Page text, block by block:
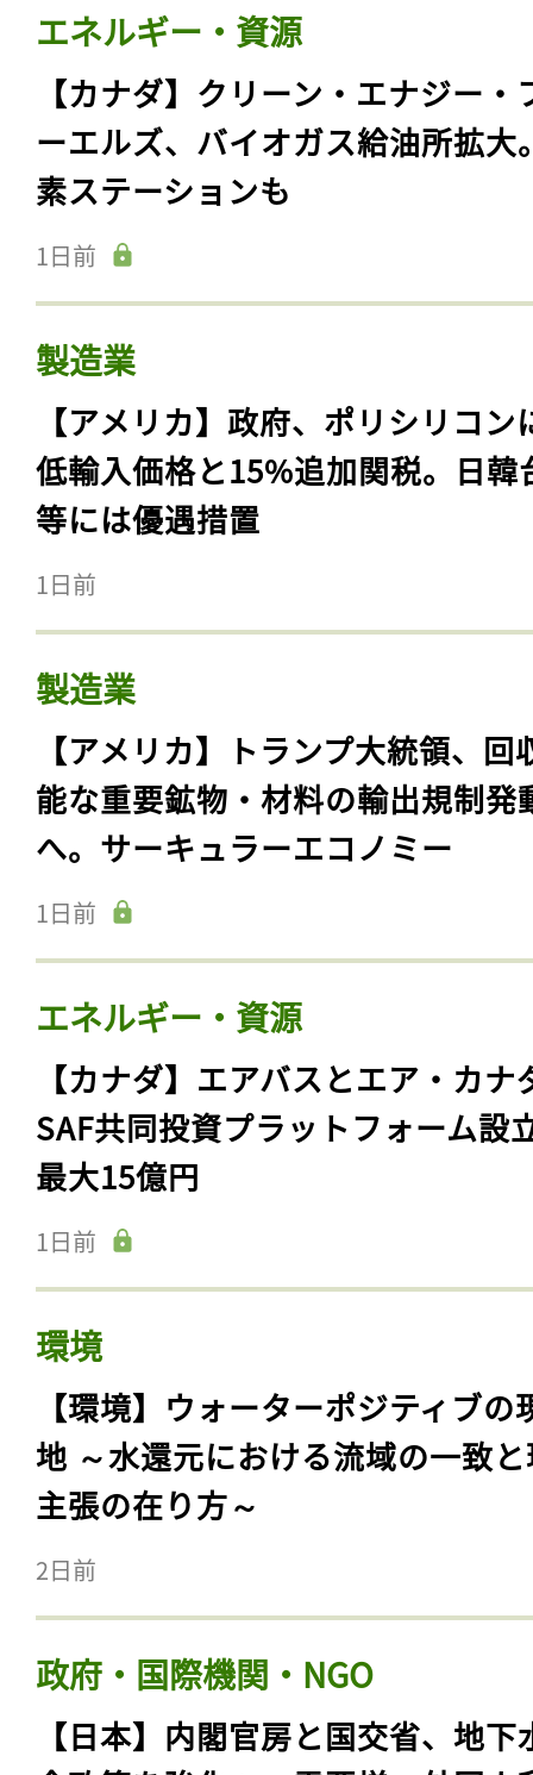
エネルギー・資源
【カナダ】クリーン・エナジー・
ーエルズ、バイオガス給油所拡大
素ステーションも
1日前
製造業
【アメリカ】政府、ポリシリコン
低輸入価格と15%追加関税。日韓
等には優遇措置
1日前
製造業
【アメリカ】トランプ大統領、回
能な重要鉱物・材料の輸出規制発
へ。サーキュラーエコノミー
1日前
エネルギー・資源
【カナダ】エアバスとエア・カナ
SAF共同投資プラットフォーム設
最大15億円
1日前
環境
【環境】ウォーターポジティブの
地 ～水還元における流域の一致
主張の在り方～
2日前
政府・国際機関・NGO
【日本】内閣官房と国交省、地下